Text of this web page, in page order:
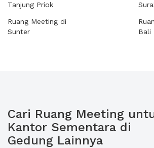
Tanjung Priok
Ruang Meeting di
Sunter
Bali
Cari Ruang Meeting
Kantor Sementara di
Gedung Lainnya